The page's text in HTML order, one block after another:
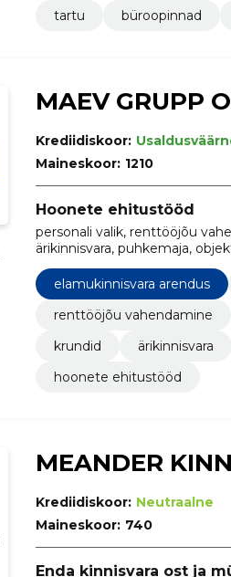
tartu
büroopinnad
MAEV GRUPP
Krediidiskoor:
Maineskoor: 1210
Hoonete ehitustööd
personali valik, renttööjõu
ärikinnisvara, puhkemaja,
elamukinnisvara arendus
renttööjõu vahendamine
krundid
ärikinnisvara
hoonete ehitustööd
MEANDER
Krediidiskoor: Neutraalne
Maineskoor: 740
Enda kinnisvara ost ja